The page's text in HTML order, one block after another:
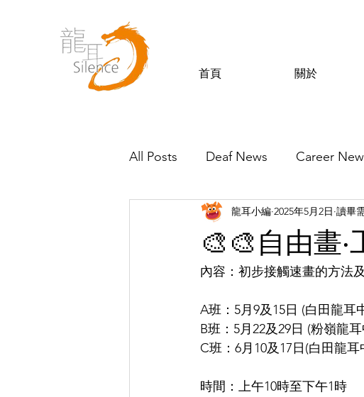
首頁 關於
All Posts Deaf News Career
Silence’s Friends
🎨🎨自由畫‧
龍耳小編 2025年5月2日 讀畢
內容：初步接觸速畫的方法
A班：5月9及15日 (白田龍耳
B班：5月22及29日 (粉嶺龍
C班：6月10及17日(白田龍耳
時間：上午10時至下午1時